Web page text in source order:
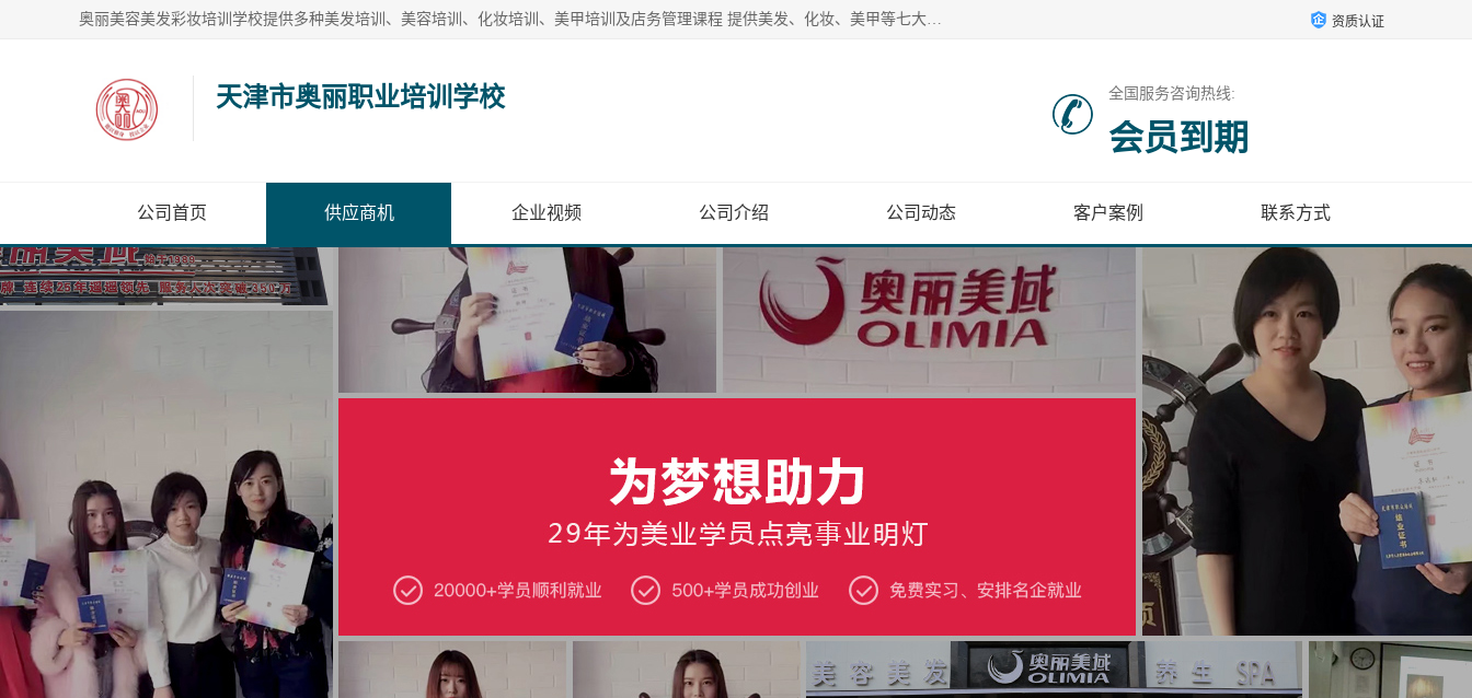
奥丽美容美发彩妆培训学校提供多种美发培训、美容培训、化妆培训、美甲培训及店务管理课程 提供美发、化妆、美甲等七大美业课程 资质认证
天津市奥丽职业培训学校 全国服务咨询热线:
会员到期
公司首页 供应商机 企业视频 公司介绍 公司动态 客户案例 联系方式